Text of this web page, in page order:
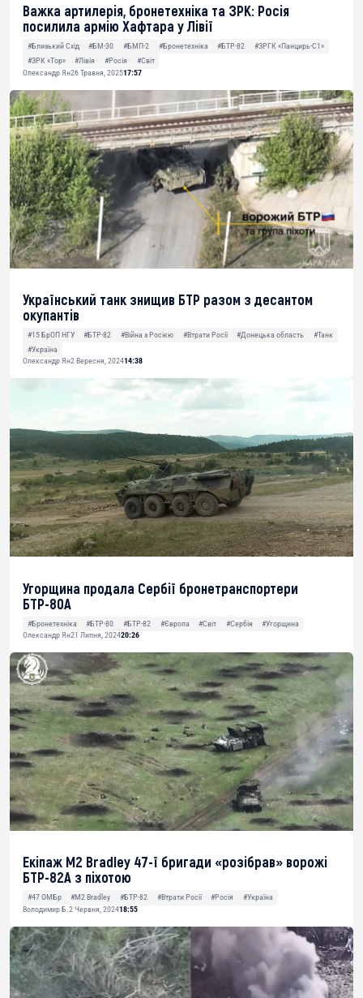
Важка артилерія, бронетехніка та ЗРК: Росія
посилила армію Хафтара у Лівії
#Близький Схід #БМ-30 #БМП-2 #Бронетехніка #БТР-82
#ЗРГК «Панцирь-С1»
#ЗРК «Тор»
#Лівія #Росія
#Світ
Олександр Ян26 Травня, 202517:57
Український танк знищив БТР разом з десантом
окупантів
#15 БрОП НГУ #БТР-82 #Війна з Росією #Втрати Росії #Донецька область
#Танк
#Україна
Олександр Ян2 Вересня, 202414:38
Угорщина продала Сербії бронетранспортери
БТР-80А
#Бронетехніка #БТР-80 #БТР-82 #Європа #Світ #Сербія
#Угорщина
Олександр Ян21 Липня, 202420:26
Екіпаж M2 Bradley 47-ї бригади «розібрав» ворожі
БТР-82А з піхотою
#47 ОМБр #M2 Bradley #БТР-82 #Втрати Росії #Росія
#Україна
Володимир Б. 2 Червня, 202418:55